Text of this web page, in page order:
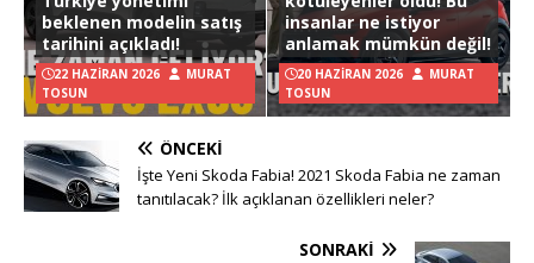
beklenen modelin satış
tarihini açıkladı!
22 HAZIRAN 2026
MURAT
TOSUN
insanlar ne istiyor
anlamak mümkün değil!
20 HAZIRAN 2026
MURAT
TOSUN
ÖNCEKI
İşte Yeni Skoda Fabia! 2021 Skoda Fabia ne zaman
tanıtılacak? İlk açıklanan özellikleri neler?
SONRAKI